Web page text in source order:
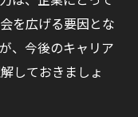
を広げる要因とな
、今後のキャリア
しておきましょ